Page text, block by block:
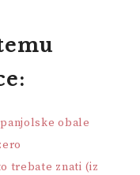
obale
trebate znati (iz